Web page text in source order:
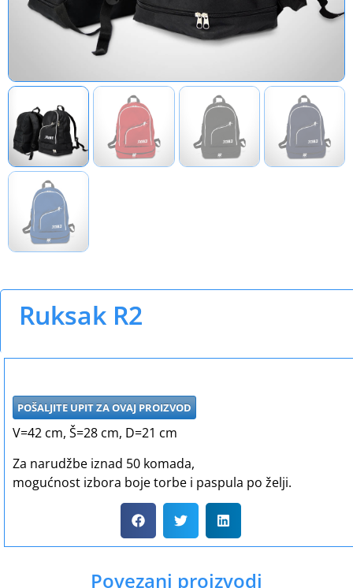
Ruksak R2
POŠALJITE UPIT ZA OVAJ PROIZVOD
V=42 cm, Š=28 cm, D=21 cm
Za narudžbe iznad 50 komada,
mogućnost izbora boje torbe i paspula po želji.
Povezani proizvodi